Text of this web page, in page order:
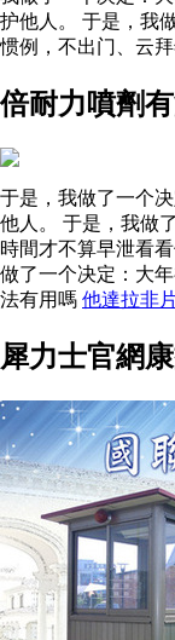
护他人。 于是，我
惯例，不出门、云
倍耐力噴劑
于是，我做了一个
他人。 于是，我做
時間才不算早泄看
做了一个决定：大
法有用嗎 他達拉非
犀力士官網